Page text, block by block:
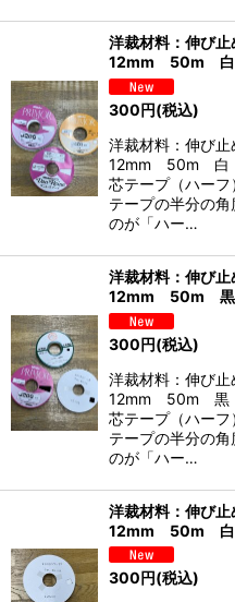
洋裁材料：伸び止
12mm 50m 白
300円(税込)
洋裁材料：伸び止
12mm 50m 白
芯テープ（ハー
テープの半分の
のが「ハー…
洋裁材料：伸び止
12mm 50m 黒
300円(税込)
洋裁材料：伸び止
12mm 50m 黒
芯テープ（ハー
テープの半分の
のが「ハー…
洋裁材料：伸び止
12mm 50m 白
300円(税込)